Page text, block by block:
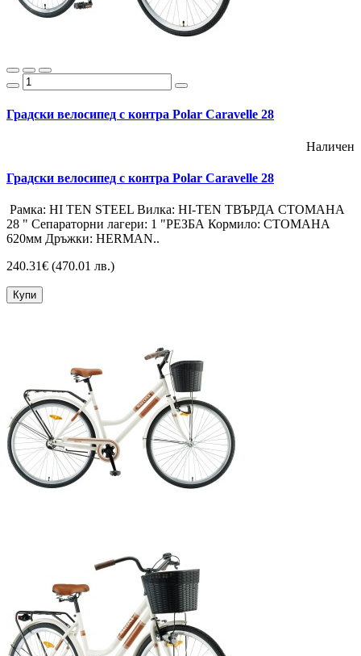
Градски велосипед с контра Polar Caravelle 28
Наличен
Градски велосипед с контра Polar Caravelle 28
Рамка: HI TEN STEEL Вилка: HI-TEN ТВЪРДА СТОМАНА
28 " Сепараторни лагери: 1 "РЕЗБА Кормило: СТОМАНА
620мм Дръжки: HERMAN..
240.31€ (470.01 лв.)
Купи